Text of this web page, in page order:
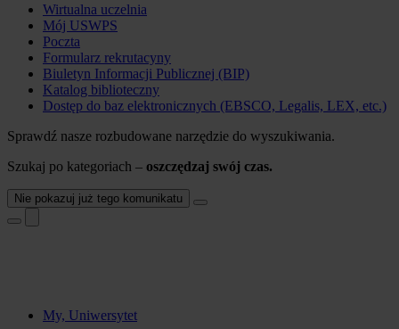
Wirtualna uczelnia
Mój USWPS
Poczta
Formularz rekrutacyny
Biuletyn Informacji Publicznej (BIP)
Katalog biblioteczny
Dostęp do baz elektronicznych (EBSCO, Legalis, LEX, etc.)
Sprawdź nasze rozbudowane narzędzie do wyszukiwania.
Szukaj po kategoriach – oszczędzaj swój czas.
Nie pokazuj już tego komunikatu
My, Uniwersytet